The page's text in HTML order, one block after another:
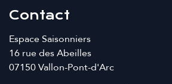
Contact
Espace Saisonniers
16 rue des Abeilles
07150 Vallon-Pont-d'Arc